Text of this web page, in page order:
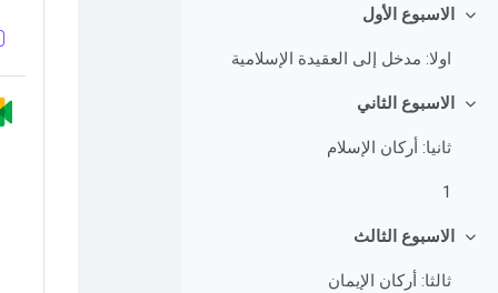
طي
الاسبوع الأول
اولا: مدخل إلى العقيدة الإسلامية
طي
الاسبوع الثاني
ثانيا: أركان الإسلام
1
طي
الاسبوع الثالث
ثالثا: أركان الإيمان